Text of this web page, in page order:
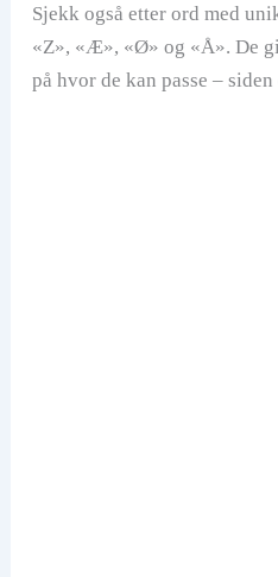
Sjekk også etter ord med
«Z», «Æ», «Ø» og «Å». De
på hvor de kan passe –